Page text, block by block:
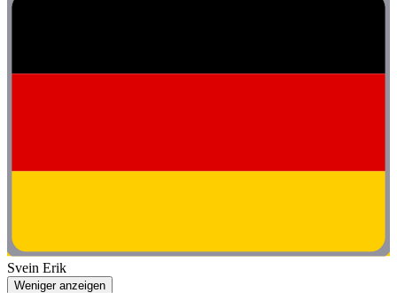
Svein Erik
Weniger anzeigen